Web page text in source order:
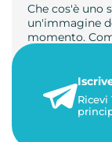
Che cos'è uno
un'immagine
momento.
1 minuto di lettura